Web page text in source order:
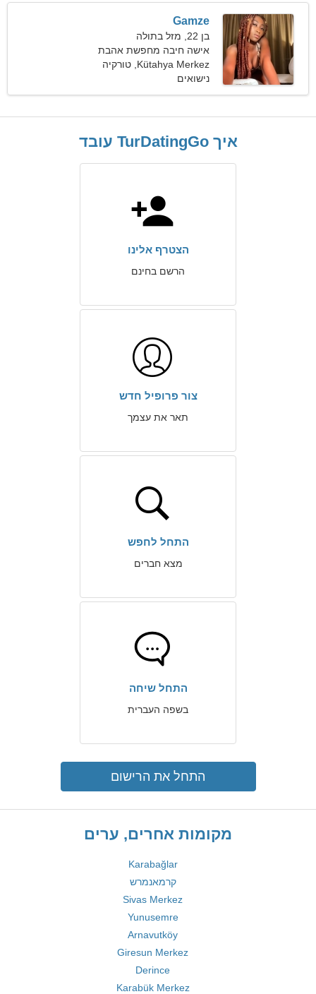
Gamze
בן 22, מזל בתולה
אישה חיבה מחפשת אהבת
אמת
Kütahya Merkez, טורקיה
נישואים
איך TurDatingGo עובד
הצטרף אלינו
הרשם בחינם
צור פרופיל חדש
תאר את עצמך
התחל לחפש
מצא חברים
התחל שיחה
בשפה העברית
התחל את הרישום
מקומות אחרים, ערים
Karabağlar
קרמאנמרש
Sivas Merkez
Yunusemre
Arnavutköy
Giresun Merkez
Derince
Karabük Merkez